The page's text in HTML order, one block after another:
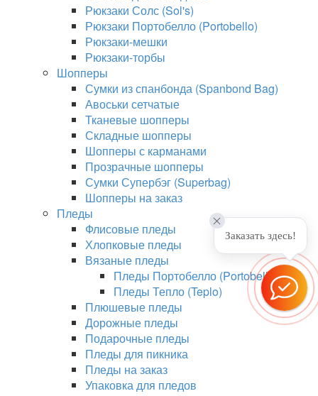
Рюкзаки Солс (Sol's)
Рюкзаки Портобелло (Portobello)
Рюкзаки-мешки
Рюкзаки-торбы
Шопперы
Сумки из спанбонда (Spanbond Bag)
Авоськи сетчатые
Тканевые шопперы
Складные шопперы
Шопперы с карманами
Прозрачные шопперы
Сумки Супербэг (Superbag)
Шопперы на заказ
Пледы
Флисовые пледы
Хлопковые пледы
Вязаные пледы
Пледы Портобелло (Portobello)
Пледы Тепло (Teplo)
Плюшевые пледы
Дорожные пледы
Подарочные пледы
Пледы для пикника
Пледы на заказ
Упаковка для пледов
Заказать здесь!